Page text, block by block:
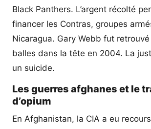
Black Panthers. L’argent récolté
financer les Contras, groupes
Nicaragua. Gary Webb fut
balles dans la tête en 2004. La
un suicide.
Les guerres afghanes et le
d’opium
En Afghanistan, la CIA a eu